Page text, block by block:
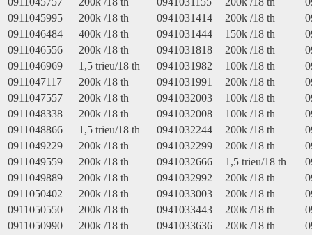
0911045995
200k /18 th 0941031414 200k /18 th
0911046484
400k /18 th 0941031444 150k /18 th
0911046556
200k /18 th 0941031818 200k /18 th
0911046969
1,5 trieu/18 th 0941031982 100k /18 th
0911047117
200k /18 th 0941031991 200k /18 th
0911047557
200k /18 th 0941032003 100k /18 th
0911048338
200k /18 th 0941032008 100k /18 th
0911048866
1,5 trieu/18 th 0941032244 200k /18 th
0911049229
200k /18 th 0941032299 200k /18 th
0911049559
200k /18 th 0941032666 1,5 trieu/18 th
0911049889
200k /18 th 0941032992 200k /18 th
0911050402
200k /18 th 0941033003 200k /18 th
0911050550
200k /18 th 0941033443 200k /18 th
0911050990
200k /18 th 0941033636 200k /18 th